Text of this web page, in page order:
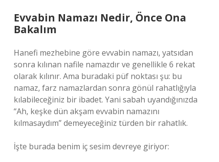
Evvabin Namazı Nedir, Önce Ona
Bakalım
Hanefi mezhebine göre evvabin namazı, yatsıdan
sonra kılınan nafile namazdır ve genellikle 6 rekat
olarak kılınır. Ama buradaki püf noktası şu: bu
namaz, farz namazlardan sonra gönül rahatlığıyla
kılabileceğiniz bir ibadet. Yani sabah uyandığınızda
“Ah, keşke dün akşam evvabin namazını
kılmasaydım” demeyeceğiniz türden bir rahatlık.
İşte burada benim iç sesim devreye giriyor: